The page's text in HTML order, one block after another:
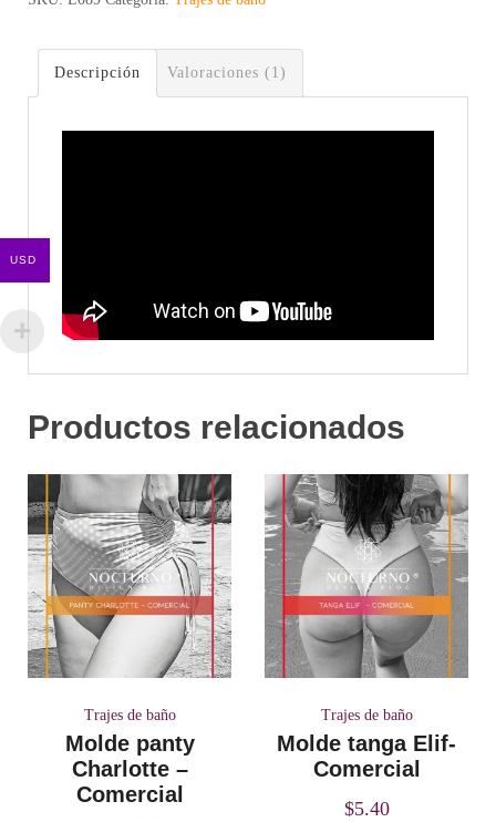
cantidad
Descripción Valoraciones (1)
Productos relacionados
Trajes de baño
Molde panty
Charlotte –
Comercial
Trajes de baño
Molde tanga Elif-
Comercial
$5.40
USD